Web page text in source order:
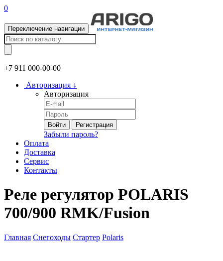
0
Переключение навигации
+7 911 000-00-00
Авторизация ↓
Авторизация
Войти Регистрация
Забыли пароль?
Оплата
Доставка
Сервис
Контакты
Реле регулятор POLARIS
700/900 RMK/Fusion
Главная Снегоходы Стартер Polaris